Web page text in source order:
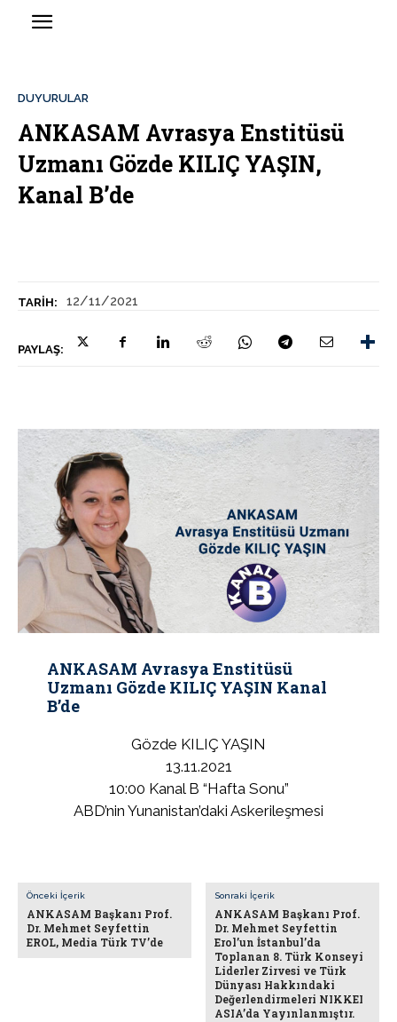
TARIH: 12/11/2021
PAYLAŞ:
DUYURULAR
ANKASAM Avrasya Enstitüsü
Uzmanı Gözde KILIÇ YAŞIN,
Kanal B’de
ANKASAM Avrasya Enstitüsü
Uzmanı Gözde KILIÇ YAŞIN Kanal
B’de
Gözde KILIÇ YAŞIN
13.11.2021
10:00 Kanal B “Hafta Sonu”
ABD’nin Yunanistan’daki Askerileşmesi
Önceki İçerik
ANKASAM Başkanı Prof.
Dr. Mehmet Seyfettin
EROL, Media Türk TV’de
Sonraki İçerik
ANKASAM Başkanı Prof.
Dr. Mehmet Seyfettin
Erol’un İstanbul’da
Toplanan 8. Türk Konseyi
Liderler Zirvesi ve Türk
Dünyası Hakkındaki
Değerlendirmeleri NIKKEI
ASIA’da Yayınlanmıştır.